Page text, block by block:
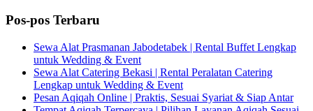
Pos-pos Terbaru
Sewa Alat Prasmanan Jabodetabek | Rental Buffet Lengkap
untuk Wedding & Event
Sewa Alat Catering Bekasi | Rental Peralatan Catering
Lengkap untuk Wedding & Event
Pesan Aqiqah Online | Praktis, Sesuai Syariat & Siap Antar